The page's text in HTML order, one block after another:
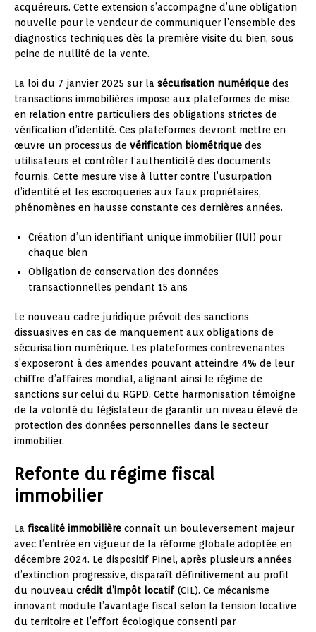
acquéreurs. Cette extension s’accompagne d’une obligation
nouvelle pour le vendeur de communiquer l’ensemble des
diagnostics techniques dès la première visite du bien, sous
peine de nullité de la vente.
La loi du 7 janvier 2025 sur la sécurisation numérique des
transactions immobilières impose aux plateformes de mise
en relation entre particuliers des obligations strictes de
vérification d’identité. Ces plateformes devront mettre en
œuvre un processus de vérification biométrique des
utilisateurs et contrôler l’authenticité des documents
fournis. Cette mesure vise à lutter contre l’usurpation
d’identité et les escroqueries aux faux propriétaires,
phénomènes en hausse constante ces dernières années.
Création d’un identifiant unique immobilier (IUI) pour
chaque bien
Obligation de conservation des données
transactionnelles pendant 15 ans
Le nouveau cadre juridique prévoit des sanctions
dissuasives en cas de manquement aux obligations de
sécurisation numérique. Les plateformes contrevenantes
s’exposeront à des amendes pouvant atteindre 4% de leur
chiffre d’affaires mondial, alignant ainsi le régime de
sanctions sur celui du RGPD. Cette harmonisation témoigne
de la volonté du législateur de garantir un niveau élevé de
protection des données personnelles dans le secteur
immobilier.
Refonte du régime fiscal
immobilier
La fiscalité immobilière connaît un bouleversement majeur
avec l’entrée en vigueur de la réforme globale adoptée en
décembre 2024. Le dispositif Pinel, après plusieurs années
d’extinction progressive, disparaît définitivement au profit
du nouveau crédit d’impôt locatif(CIL). Ce mécanisme
innovant module l’avantage fiscal selon la tension locative
du territoire et l’effort écologique consenti par